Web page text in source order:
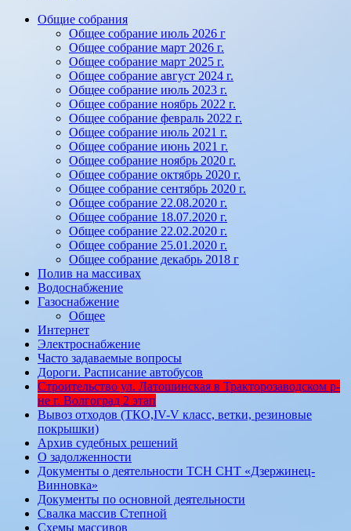
Общие собрания
Общее собрание июль 2026 г
Общее собрание март 2026 г.
Общее собрание март 2025 г.
Общее собрание август 2024 г.
Общее собрание июль 2023 г.
Общее собрание ноябрь 2022 г.
Общее собрание февраль 2022 г.
Общее собрание июль 2021 г.
Общее собрание июнь 2021 г.
Общее собрание ноябрь 2020 г.
Общее собрание октябрь 2020 г.
Общее собрание сентябрь 2020 г.
Общее собрание 22.08.2020 г.
Общее собрание 18.07.2020 г.
Общее собрание 22.02.2020 г.
Общее собрание 25.01.2020 г.
Общее собрание декабрь 2018 г
Полив на массивах
Водоснабжение
Газоснабжение
Общее
Интернет
Электроснабжение
Часто задаваемые вопросы
Дороги. Расписание автобусов
Строительство ул. Латошинская в Тракторозаводском р-
не г. Волгоград 2 этап
Вывоз отходов (ТКО,IV-V класс, ветки, резиновые
покрышки)
Архив судебных решений
О задолженности
Документы о деятельности ТСН СНТ «Дзержинец-
Винновка»
Документы по основной деятельности
Свалка массив Степной
Схемы массивов